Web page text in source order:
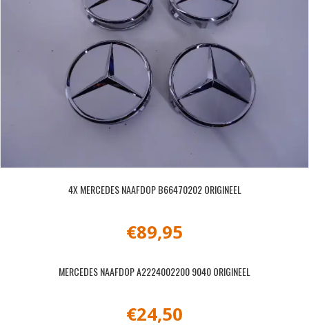
4X MERCEDES NAAFDOP B66470202 ORIGINEEL
€89,95
MERCEDES NAAFDOP A2224002200 9040 ORIGINEEL
€24,50